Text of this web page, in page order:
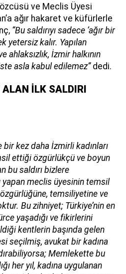
ve Meclis Üyesi
ağır hakaret ve küfürlerle
“Bu saldırıyı sadece ‘ağır bir
yetersiz kalır. Yapılan
ahlaksızlık, İzmir halkının
asla kabul edilemez”dedi.
İLK SALDIRI
bir kez daha İzmirli kadınları
ettiği özgürlükçü ve boyun
bu saldırı bizlere
yapan meclis üyesinin temsil
temsiliyetine ve
Bu zihniyet; Türkiye’nin en
yaşadığı ve fikirlerini
kentlerin başında gelen
seçilmiş, avukat bir kadına
Memlekette bu
her yıl, kadına uygulanan